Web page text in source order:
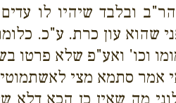
ובלבד שיהיו לו
עון כרת. ע"כ.
וכו' ואע"פ שלא
אמר סתמא מצי